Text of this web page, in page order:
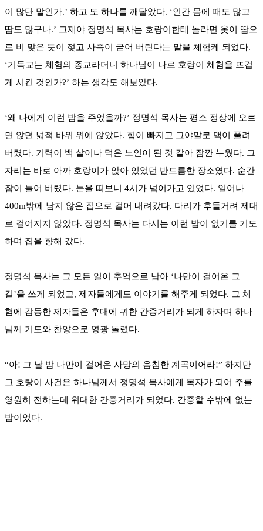
이 많단 말인가.’ 하고 또 하나를 깨달았다. ‘인간 몸에 때도 많고
땀도 많구나.’ 그제야 정명석 목사는 호랑이한테 놀라면 옷이 땀으
로 비 맞은 듯이 젖고 사족이 굳어 버린다는 말을 체험케 되었다.
‘기독교는 체험의 종교라더니 하나님이 나로 호랑이 체험을 뜨겁
게 시킨 것인가?’ 하는 생각도 해보았다.
‘왜 나에게 이런 밤을 주었을까?’ 정명석 목사는 평소 정상에 오르
면 앉던 넓적 바위 위에 앉았다. 힘이 빠지고 그야말로 맥이 풀려
버렸다. 기력이 백 살이나 먹은 노인이 된 것 같아 잠깐 누웠다. 그
자리는 바로 아까 호랑이가 앉아 있었던 반드름한 장소였다. 순간
잠이 들어 버렸다. 눈을 떠보니 4시가 넘어가고 있었다. 일어나
400m밖에 남지 않은 집으로 걸어 내려갔다. 다리가 후들거려 제대
로 걸어지지 않았다. 정명석 목사는 다시는 이런 밤이 없기를 기도
하며 집을 향해 갔다.
정명석 목사는 그 모든 일이 추억으로 남아 ‘나만이 걸어온 그
길’을 쓰게 되었고, 제자들에게도 이야기를 해주게 되었다. 그 체
험에 감동한 제자들은 후대에 귀한 간증거리가 되게 하자며 하나
님께 기도와 찬양으로 영광 돌렸다.
“아! 그 날 밤 나만이 걸어온 사망의 음침한 계곡이어라!” 하지만
그 호랑이 사건은 하나님께서 정명석 목사에게 목자가 되어 주를
영원히 전하는데 위대한 간증거리가 되었다. 간증할 수밖에 없는
밤이었다.